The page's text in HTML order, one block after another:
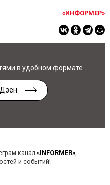
«ИНФОРМЕР»
в удобном формате
канал «INFORMER»
и событий!